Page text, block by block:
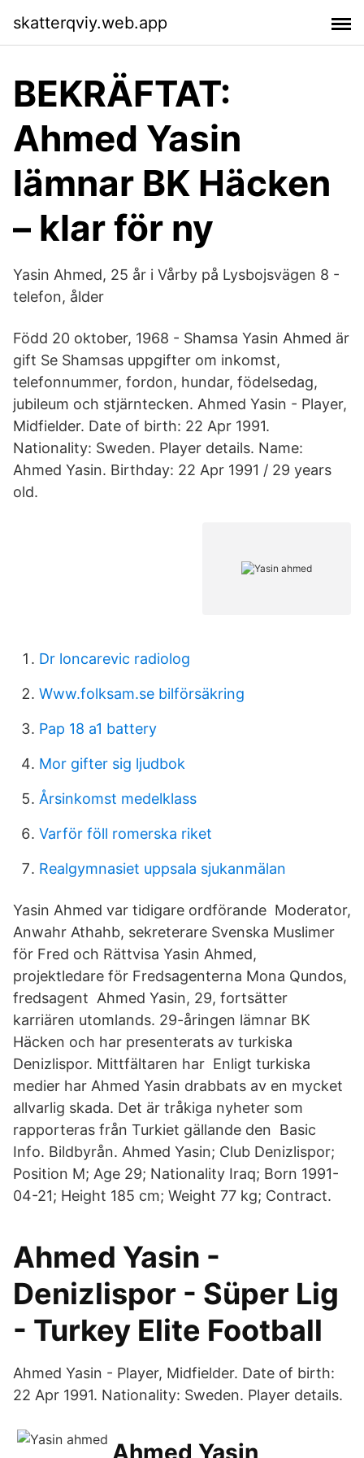
skatterqviy.web.app
BEKRÄFTAT:
Ahmed Yasin
lämnar BK Häcken
– klar för ny
Yasin Ahmed, 25 år i Vårby på Lysbojsvägen 8 -
telefon, ålder
Född 20 oktober, 1968 - Shamsa Yasin Ahmed är
gift Se Shamsas uppgifter om inkomst,
telefonnummer, fordon, hundar, födelsedag,
jubileum och stjärntecken. Ahmed Yasin - Player,
Midfielder. Date of birth: 22 Apr 1991.
Nationality: Sweden. Player details. Name:
Ahmed Yasin. Birthday: 22 Apr 1991 / 29 years
old.
Dr loncarevic radiolog
Www.folksam.se bilförsäkring
Pap 18 a1 battery
Mor gifter sig ljudbok
Årsinkomst medelklass
Varför föll romerska riket
Realgymnasiet uppsala sjukanmälan
Yasin Ahmed var tidigare ordförande Moderator,
Anwahr Athahb, sekreterare Svenska Muslimer
för Fred och Rättvisa Yasin Ahmed,
projektledare för Fredsagenterna Mona Qundos,
fredsagent Ahmed Yasin, 29, fortsätter
karriären utomlands. 29-åringen lämnar BK
Häcken och har presenterats av turkiska
Denizlispor. Mittfältaren har Enligt turkiska
medier har Ahmed Yasin drabbats av en mycket
allvarlig skada. Det är tråkiga nyheter som
rapporteras från Turkiet gällande den Basic
Info. Bildbyrån. Ahmed Yasin; Club Denizlispor;
Position M; Age 29; Nationality Iraq; Born 1991-
04-21; Height 185 cm; Weight 77 kg; Contract.
Ahmed Yasin -
Denizlispor - Süper Lig
- Turkey Elite Football
Ahmed Yasin - Player, Midfielder. Date of birth:
22 Apr 1991. Nationality: Sweden. Player details.
Ahmed Yasin